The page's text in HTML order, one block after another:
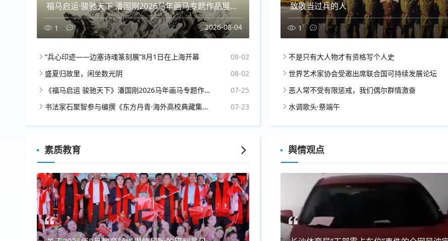
福马启运·骏驰天下 潘国刚2026马年画马专题作品展启幕
1 2026-08-04
“兵心印迹——边塞诗魂篆刻展”8月1日在上海开幕
08-02
盛夏归故里，闲坐数光阴
08-02
《福马启运 骏驰天下》潘国刚2026马年画马专题作品展8月1日辽河美术馆开展
07-25
书法家石聚智参与编撰《东方丹青·海外高校典藏集》被泰国多所知名大学永久馆藏
07-23
致敬当过兵的人
1
不是只有大人物才有资格写个人史
世界艺术家协会受邀出席联合国可持续发展论坛
恶人常不受有限惩戒，我们偶尔群情激奋
水调歌头·祭端午
素质教育 舆情观点